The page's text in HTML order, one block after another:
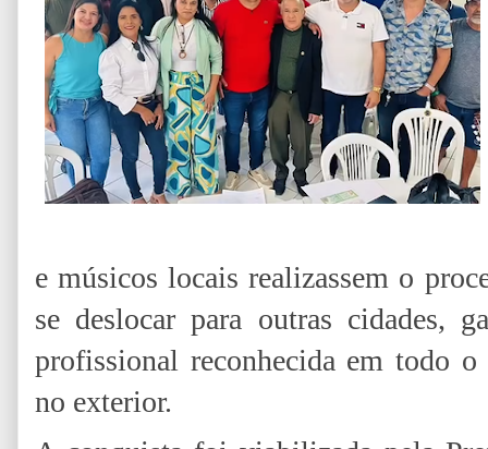
e músicos locais realizassem o
se deslocar para outras cidades,
profissional reconhecida em todo
no exterior.